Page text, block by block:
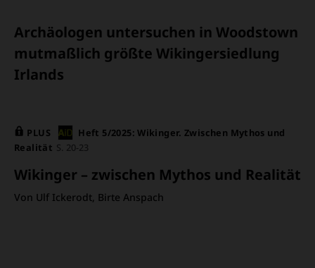
Archäologen untersuchen in Woodstown
mutmaßlich größte Wikingersiedlung
Irlands
PLUS
Heft 5/2025: Wikinger. Zwischen Mythos und
Realität S. 20-23
Wikinger – zwischen Mythos und Realität
Von Ulf Ickerodt, Birte Anspach